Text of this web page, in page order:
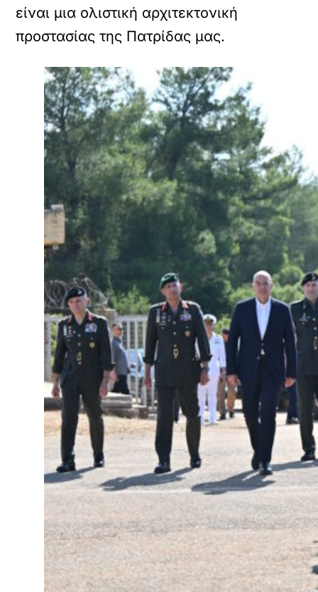
είναι μια ολιστική αρχιτεκτονική
προστασίας της Πατρίδας μας.